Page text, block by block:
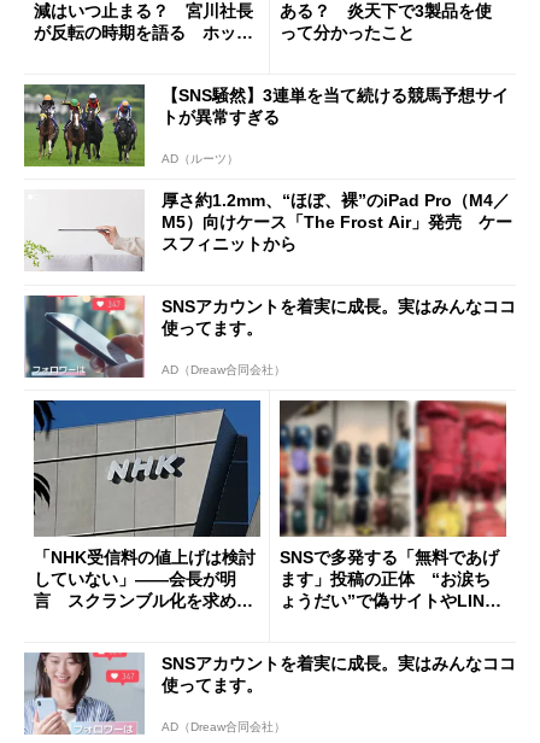
減はいつ止まる？ 宮川社長
が反転の時期を語る ホッピ
ある？ 炎天下で3製品を使
って分かったこと
【SNS騒然】3連単を当て続ける競馬予想サイ
トが異常すぎる
AD（ルーツ）
厚さ約1.2mm、“ほぼ、裸”のiPad Pro（M4／
M5）向けケース「The Frost Air」発売 ケー
スフィニットから
SNSアカウントを着実に成長。実はみんなココ
使ってます。
AD（Dreaw合同会社）
「NHK受信料の値上げは検討
していない」――会長が明
言 スクランブル化を求める
SNSで多発する「無料であげ
ます」投稿の正体 “お涙ち
ょうだい”で偽サイトやLINE
SNSアカウントを着実に成長。実はみんなココ
使ってます。
AD（Dreaw合同会社）